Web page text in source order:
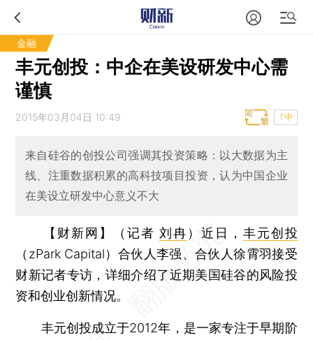
金融
丰元创投：中企在美设研发中心需
谨慎
2015年03月04日 10:49 T中
来自硅谷的创投公司强调其投资策略：以大数据为主
线、注重数据积累的高科技项目投资，认为中国企业
在美设立研发中心意义不大
【财新网】（记者刘冉 ）近日， 丰元创投
（zPark Capital）合伙人李强、合伙人徐霄羽接受
财新记者专访，详细介绍了近期美国硅谷的风险投
资和创业创新情况。
丰元创投成立于2012年，是一家专注于早期阶